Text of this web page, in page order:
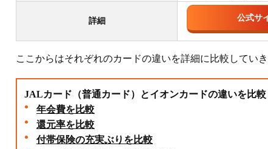
詳細 公式サ
ここからはそれぞれのカードの違いを詳細に比較していき
JALカード（普通カード）とイオンカードの違いを比較
年会費を比較
還元率を比較
付帯保険の充実ぶりを比較